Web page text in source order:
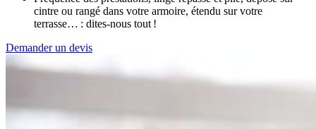
cintre ou rangé dans votre armoire, étendu sur votre
terrasse… : dites-nous tout !
Demander un devis